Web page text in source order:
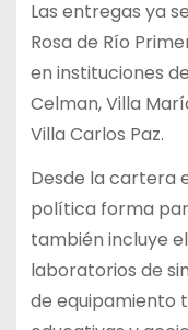
Las entregas ya
Rosa de Río
en instituciones
Celman, Villa
Villa Carlos Paz.
Desde la cartera
política forma
también incluye
laboratorios de
de equipamiento